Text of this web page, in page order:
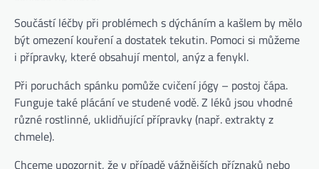
Součástí léčby při problémech s dýcháním a kašlem by mělo
být omezení kouření a dostatek tekutin. Pomoci si můžeme
i přípravky, které obsahují mentol, anýz a fenykl.
Při poruchách spánku pomůže cvičení jógy – postoj čápa.
Funguje také plácání ve studené vodě. Z léků jsou vhodné
různé rostlinné, uklidňující přípravky (např. extrakty z
chmele).
Chceme upozornit, že v případě vážnějších příznaků nebo